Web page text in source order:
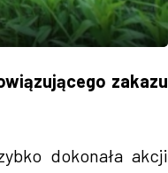
zakazu
dokonała akcji